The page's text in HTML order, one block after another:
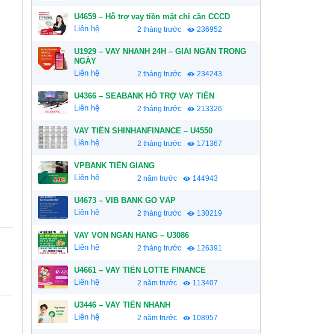
U4659 – Hỗ trợ vay tiền mặt chỉ cần CCCD
Liên hệ
2 tháng trước 236952
U1929 – VAY NHANH 24H – GIẢI NGÂN TRONG
NGÀY
Liên hệ
2 tháng trước 234243
U4366 – SEABANK HỖ TRỢ VAY TIỀN
Liên hệ
2 tháng trước 213326
VAY TIỀN SHINHANFINANCE – U4550
Liên hệ
2 tháng trước 171367
VPBANK TIỀN GIANG
Liên hệ
2 năm trước 144943
U4673 – VIB BANK GÒ VẤP
Liên hệ
2 tháng trước 130219
VAY VỐN NGÂN HÀNG – U3086
Liên hệ
2 tháng trước 126391
U4661 – VAY TIỀN LOTTE FINANCE
Liên hệ
2 năm trước 113407
U3446 – VAY TIỀN NHANH
Liên hệ
2 năm trước 108957